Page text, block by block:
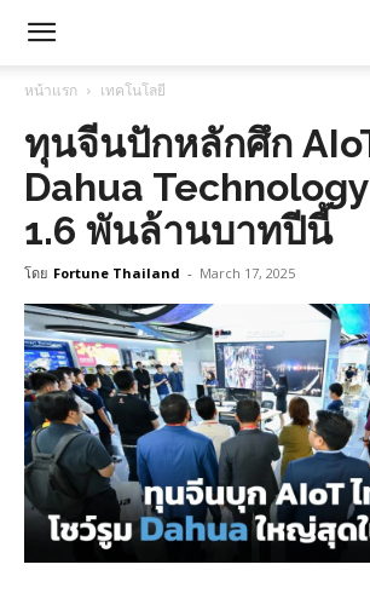
หน้าแรก เทคโนโลยี
ทุนจีนปักหลักศึก
Dahua
1.6 พันล้านบาทปีนี้
โดย Fortune Thailand - March 17, 2025